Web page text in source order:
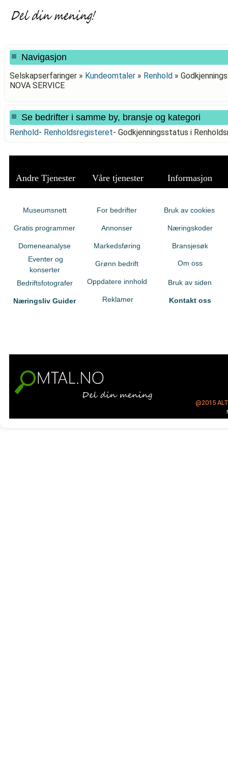
Navigasjon
Selskapserfaringer » Kundeomtaler » Renhold »
NOVA SERVICE
Se bedrifter i samme by, bransje og kategori
Renhold- Renholdsregisteret- Godkjenningsstatus i
Andre Tjenester Våre tjenester Informasjon
Museumsnett
Gratis programmer
Domeneanalyse
Eventer og
konserter
Bedriftsfotografer
Næringsliv Guider
For bedrifter
Annonser
Markedsføring
Grønn bedrift
Oppdatere innhold
Reklamer
Bruk av cookies
Næringskoder
Bransjesøk
Om oss
Bruk av siden
Kontakt oss
@2015